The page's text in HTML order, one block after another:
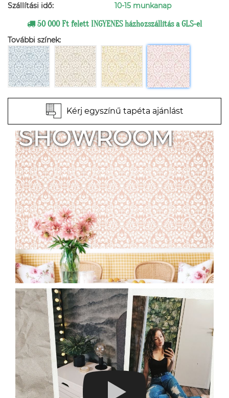
Szállítási idő:
10-15 munkanap
50 000 Ft felett INGYENES házhozszállítás a GLS-el
További színek:
Kérj egyszínű tapéta ajánlást
SHOWROOM